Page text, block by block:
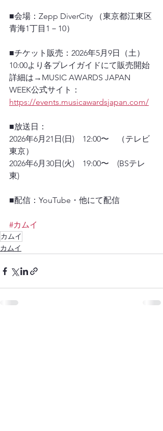
■会場：Zepp DiverCity （東京都江東区
青海1丁目1－10）
■チケット販売：2026年5月9日（土）
10:00より各プレイガイドにて販売開始
詳細は→MUSIC AWARDS JAPAN
WEEK公式サイト：
https://events.musicawardsjapan.com/
■放送日：
2026年6月21日(日)　12:00〜　（テレビ
東京）
2026年6月30日(火)　19:00〜　(BSテレ
東)
■配信：YouTube・他にて配信
#カムイ
カムイ
カムイ